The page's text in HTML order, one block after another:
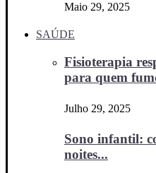
Maio 29, 2025
SAÚDE
Fisioterapia
para quem
Julho 29, 2025
Sono infantil:
noites...